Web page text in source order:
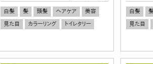
白髪 髪 頭髪 ヘアケア
美容
見た目
カラーリング トイレタリー
白髪
見た目